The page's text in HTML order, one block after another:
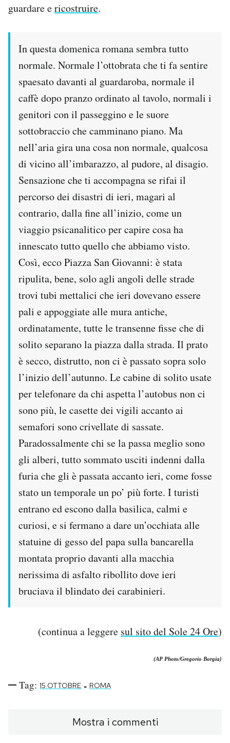
AREA PERSONALE
Newsletter
Notifiche mobile
Hai bisogno di aiuto?
Esci
guardare ericostruire.
In questa domenica romana sembra tutto
normale. Normale l’ottobrata che ti fa sentire
spaesato davanti al guardaroba, normale il
caffè dopo pranzo ordinato al tavolo, normali i
genitori con il passeggino e le suore
sottobraccio che camminano piano. Ma
nell’aria gira una cosa non normale, qualcosa
di vicino all’imbarazzo, al pudore, al disagio.
Sensazione che ti accompagna se rifai il
percorso dei disastri di ieri, magari al
contrario, dalla fine all’inizio, come un
viaggio psicanalitico per capire cosa ha
innescato tutto quello che abbiamo visto.
Così, ecco Piazza San Giovanni: è stata
ripulita, bene, solo agli angoli delle strade
trovi tubi mettalici che ieri dovevano essere
pali e appoggiate alle mura antiche,
ordinatamente, tutte le transenne fisse che di
solito separano la piazza dalla strada. Il prato
è secco, distrutto, non ci è passato sopra solo
l’inizio dell’autunno. Le cabine di solito usate
per telefonare da chi aspetta l’autobus non ci
sono più, le casette dei vigili accanto ai
semafori sono crivellate di sassate.
Paradossalmente chi se la passa meglio sono
gli alberi, tutto sommato usciti indenni dalla
furia che gli è passata accanto ieri, come fosse
stato un temporale un po’ più forte. I turisti
entrano ed escono dalla basilica, calmi e
curiosi, e si fermano a dare un’occhiata alle
statuine di gesso del papa sulla bancarella
montata proprio davanti alla macchia
nerissima di asfalto ribollito dove ieri
bruciava il blindato dei carabinieri.
(continua a leggere sul sito del Sole 24 Ore)
(AP Photo/Gregorio Borgia)
Tag: 15 OTTOBRE - ROMA
Mostra i commenti